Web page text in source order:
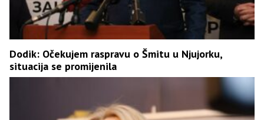
Dodik: Očekujem raspravu o Šmitu u Njujorku,
situacija se promijenila